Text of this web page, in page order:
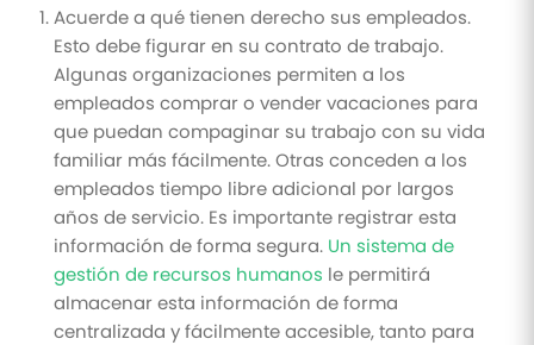
Acuerde a qué tienen derecho sus empleados.
Esto debe figurar en su contrato de trabajo.
Algunas organizaciones permiten a los
empleados comprar o vender vacaciones para
que puedan compaginar su trabajo con su vida
familiar más fácilmente. Otras conceden a los
empleados tiempo libre adicional por largos
años de servicio. Es importante registrar esta
información de forma segura. Un sistema de
gestión de recursos humanos le permitirá
almacenar esta información de forma
centralizada y fácilmente accesible, tanto para